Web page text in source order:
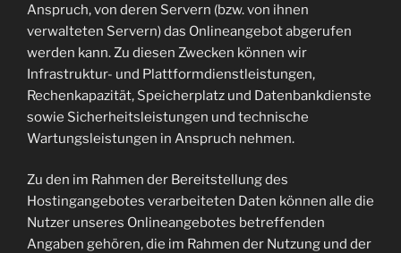
Anspruch, von deren Servern (bzw. von ihnen
verwalteten Servern) das Onlineangebot abgerufen
werden kann. Zu diesen Zwecken können wir
Infrastruktur- und Plattformdienstleistungen,
Rechenkapazität, Speicherplatz und Datenbankdienste
sowie Sicherheitsleistungen und technische
Wartungsleistungen in Anspruch nehmen.
Zu den im Rahmen der Bereitstellung des
Hostingangebotes verarbeiteten Daten können alle die
Nutzer unseres Onlineangebotes betreffenden
Angaben gehören, die im Rahmen der Nutzung und der